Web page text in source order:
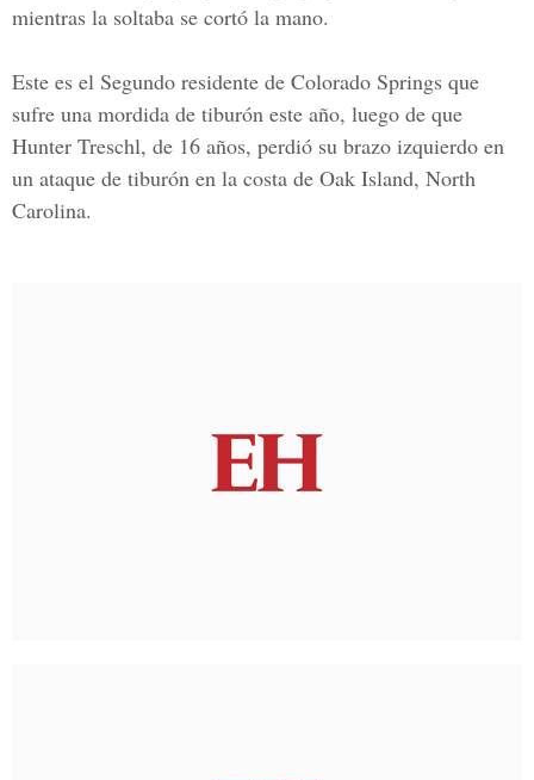
mientras la soltaba se cortó la mano.
Este es el Segundo residente de Colorado Springs que
sufre una mordida de tiburón este año, luego de que
Hunter Treschl, de 16 años, perdió su brazo izquierdo en
un ataque de tiburón en la costa de Oak Island, North
Carolina.